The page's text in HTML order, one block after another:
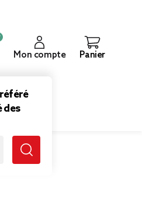
des
Mon compte Panier